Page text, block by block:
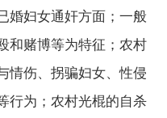
婚妇女通奸方面；一般
和赌博等为特征；农村
情伤、拐骗妇女、性侵
行为；农村光棍的自杀